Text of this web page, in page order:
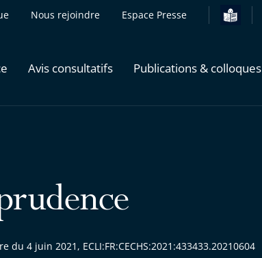
Nous rejoindre Espace Presse
Avis consultatifs Publications & colloques
4 juin 2021, ECLI:FR:CECHS:2021:433433.20210604